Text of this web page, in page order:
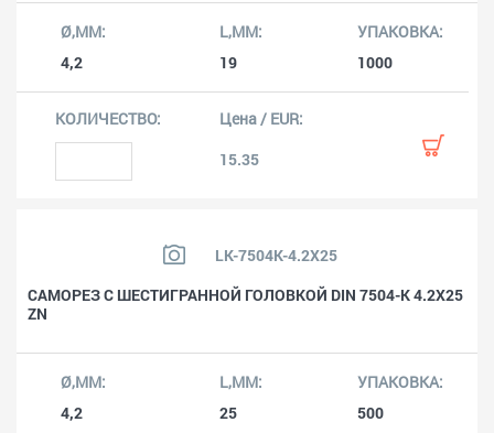
4,2 19 1000
15.35
LK-7504K-4.2X25
САМОРЕЗ С ШЕСТИГРАННОЙ ГОЛОВКОЙ DIN 7504-K 4.2X25
ZN
4,2 25 500